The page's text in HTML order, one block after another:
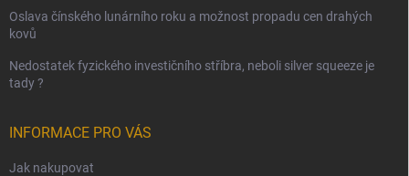
Oslava čínského lunárního roku a možnost propadu cen drahých
kovů
Nedostatek fyzického investičního stříbra, neboli silver squeeze je
tady ?
INFORMACE PRO VÁS
Jak nakupovat